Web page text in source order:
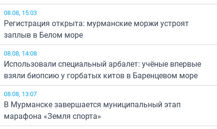
08.08, 15:03
Регистрация открыта: мурманские моржи устроят
заплыв в Белом море
08.08, 14:08
Использовали специальный арбалет: учёные впервые
взяли биопсию у горбатых китов в Баренцевом море
08.08, 13:07
В Мурманске завершается муниципальный этап
марафона «Земля спорта»